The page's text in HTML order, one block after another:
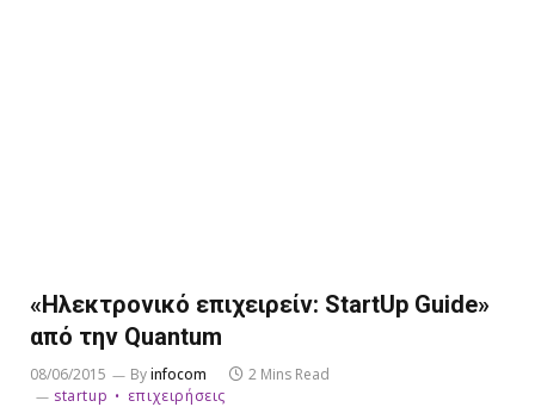
«Ηλεκτρονικό επιχειρείν: StartUp Guide»
από την Quantum
08/06/2015 Byinfocom
2 Mins Read
startup
επιχειρήσεις